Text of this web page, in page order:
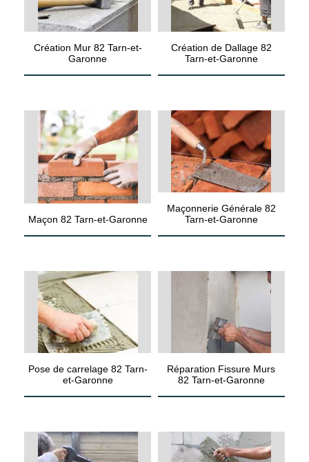
Création Mur 82 Tarn-et-
Garonne
Création de Dallage 82
Tarn-et-Garonne
Maçon 82 Tarn-et-Garonne
Maçonnerie Générale 82
Tarn-et-Garonne
Pose de carrelage 82 Tarn-
et-Garonne
Réparation Fissure Murs
82 Tarn-et-Garonne